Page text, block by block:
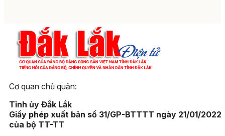
Cơ quan chủ quản:
Tỉnh ủy Đắk Lắk
Giấy phép xuất bản số 31/GP-BTTTT ngày 21/01/2022
của bộ TT-TT